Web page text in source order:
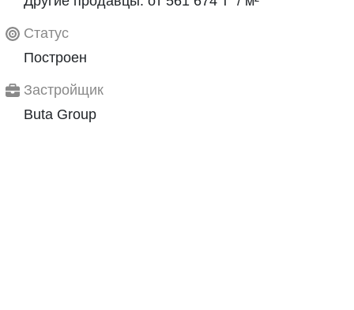
Статус
Построен
Застройщик
Buta Group